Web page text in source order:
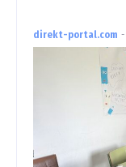
direkt-portal.com -